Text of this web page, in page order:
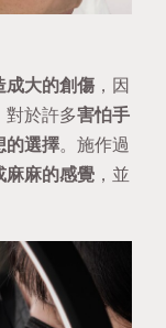
成大的創傷 ，因
對於許多害怕手
的選擇。施作過
麻麻的感覺 ，並